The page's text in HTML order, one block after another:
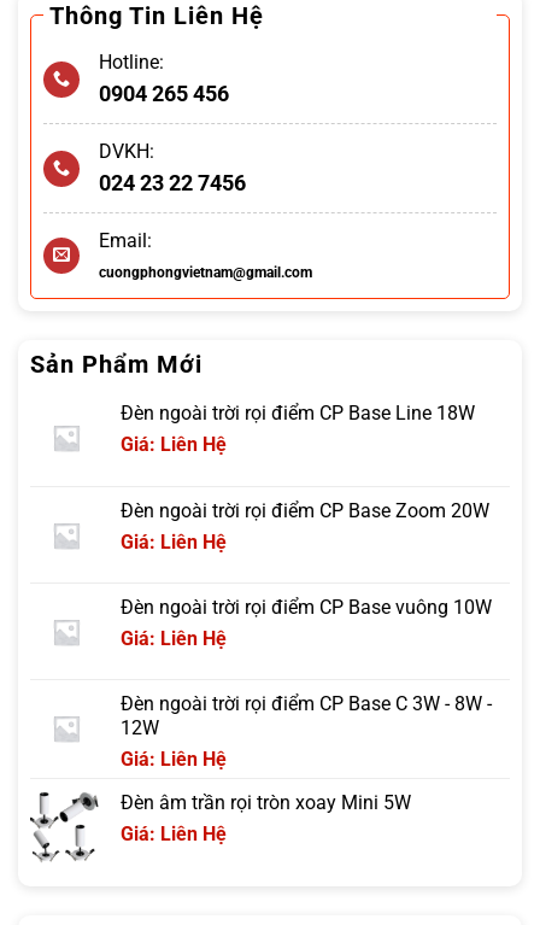
Thông Tin Liên Hệ
Hotline:
0904 265 456
DVKH:
024 23 22 7456
Email:
cuongphongvietnam@gmail.com
Sản Phẩm Mới
Đèn ngoài trời rọi điểm CP Base Line 18W
Giá: Liên Hệ
Đèn ngoài trời rọi điểm CP Base Zoom 20W
Giá: Liên Hệ
Đèn ngoài trời rọi điểm CP Base vuông 10W
Giá: Liên Hệ
Đèn ngoài trời rọi điểm CP Base C 3W - 8W -
12W
Giá: Liên Hệ
Đèn âm trần rọi tròn xoay Mini 5W
Giá: Liên Hệ